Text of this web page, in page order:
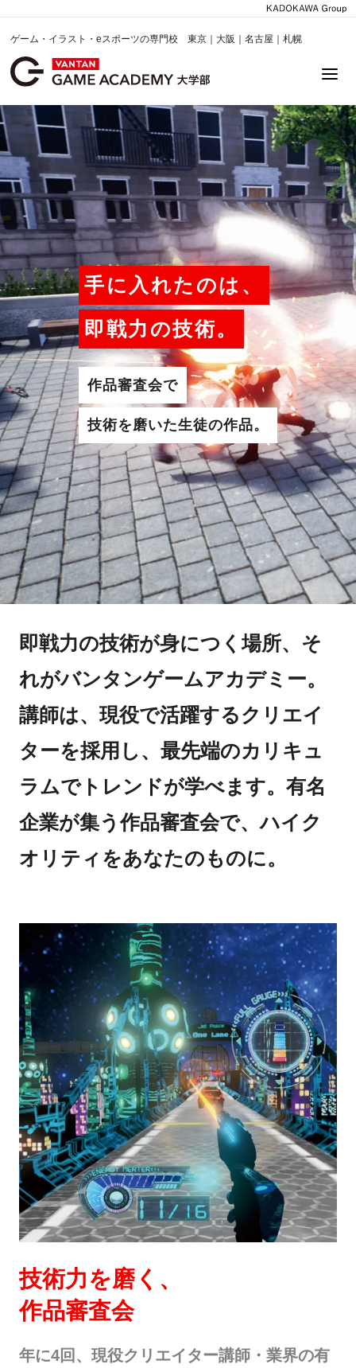
ゲーム・イラスト・eスポーツの専門校 東京｜大阪｜名古屋｜札幌
手に入れたのは、
即戦力の技術。
作品審査会で
技術を磨いた生徒の作品。
即戦力の技術が身につく場所、そ
れがバンタンゲームアカデミー。
講師は、現役で活躍するクリエイ
ターを採用し、最先端のカリキュ
ラムでトレンドが学べます。有名
企業が集う作品審査会で、ハイク
オリティをあなたのものに。
技術力を磨く、
作品審査会
年に4回、現役クリエイター講師・業界の有